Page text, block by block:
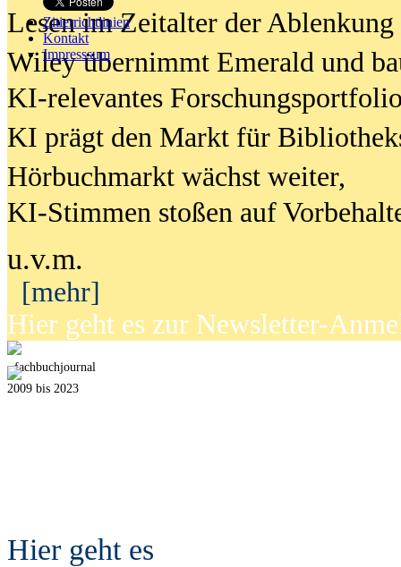
Zitierrichtlinien
Kontakt
Impresssum
Lesen im Zeitalter der Ablenkung
Wiley übernimmt Emerald und
KI-relevantes
KI prägt den Markt für
Hörbuchmarkt wächst weiter,
KI-Stimmen stoßen auf
u.v.m.
[mehr]
Hier geht es zur Newsletter-
fachbuchjournal
2009 bis 2023
Hier geht es